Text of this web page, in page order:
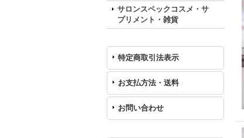
サロンスペックコスメ・サ
プリメント・雑貨
特定商取引法表示
お支払方法・送料
お問い合わせ